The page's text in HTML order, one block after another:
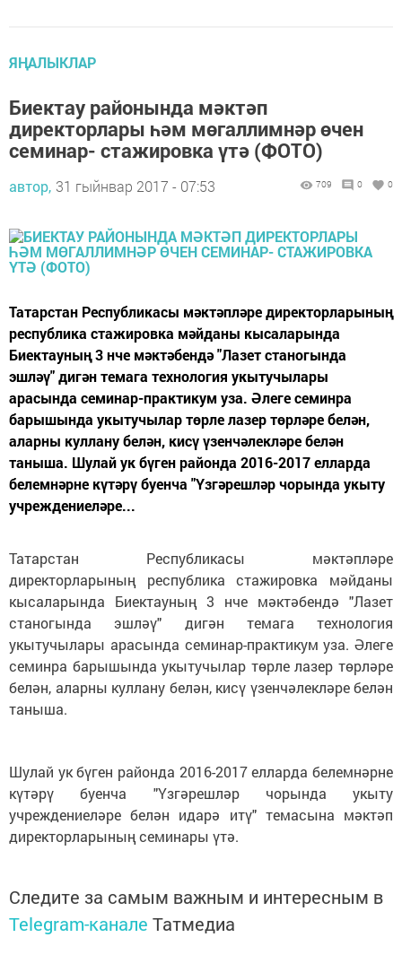
ЯҢАЛЫКЛАР
Биектау районында мәктәп
директорлары һәм мөгаллимнәр өчен
семинар- стажировка үтә (ФОТО)
автор, 31 гыйнвар 2017 - 07:53 709 0 0
Татарстан Республикасы мәктәпләре директорларының
республика стажировка мәйданы кысаларында
Биектауның 3 нче мәктәбендә "Лазет станогында
эшләү" дигән темага технология укытучылары
арасында семинар-практикум уза. Әлеге семинра
барышында укытучылар төрле лазер төрләре белән,
аларны куллану белән, кисү үзенчәлекләре белән
таныша. Шулай ук бүген районда 2016-2017 елларда
белемнәрне күтәрү буенча "Үзгәрешләр чорында укыту
учреждениеләре...
Татарстан Республикасы мәктәпләре
директорларының республика стажировка мәйданы
кысаларында Биектауның 3 нче мәктәбендә "Лазет
станогында эшләү" дигән темага технология
укытучылары арасында семинар-практикум уза. Әлеге
семинра барышында укытучылар төрле лазер төрләре
белән, аларны куллану белән, кисү үзенчәлекләре белән
таныша.
Шулай ук бүген районда 2016-2017 елларда белемнәрне
күтәрү буенча "Үзгәрешләр чорында укыту
учреждениеләре белән идарә итү" темасына мәктәп
директорларының семинары үтә.
Следите за самым важным и интересным в
Telegram-канале Татмедиа